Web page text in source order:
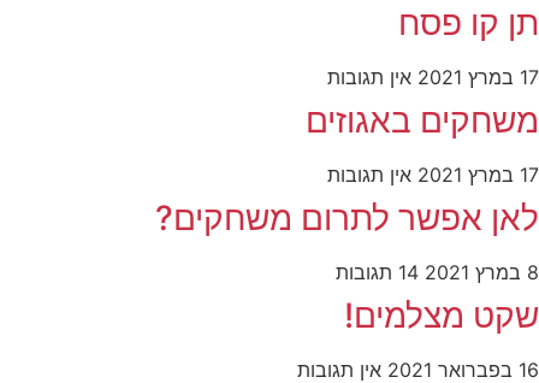
תן קו פסח
17 במרץ 2021 אין תגובות
משחקים באגוזים
17 במרץ 2021 אין תגובות
לאן אפשר לתרום משחקים?
8 במרץ 2021 14 תגובות
שקט מצלמים!
16 בפברואר 2021 אין תגובות